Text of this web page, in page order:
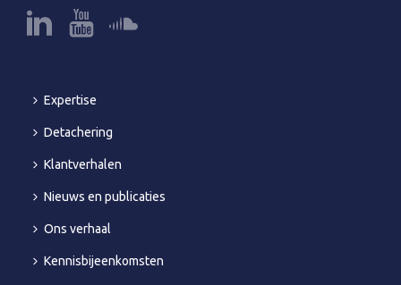
Expertise
Detachering
Klantverhalen
Nieuws en publicaties
Ons verhaal
Kennisbijeenkomsten